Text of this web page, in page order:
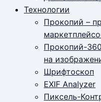
Технологии
Прокопий –
Прокопий-
на
Шрифтоскоп
EXIF Analyzer
Пиксель-